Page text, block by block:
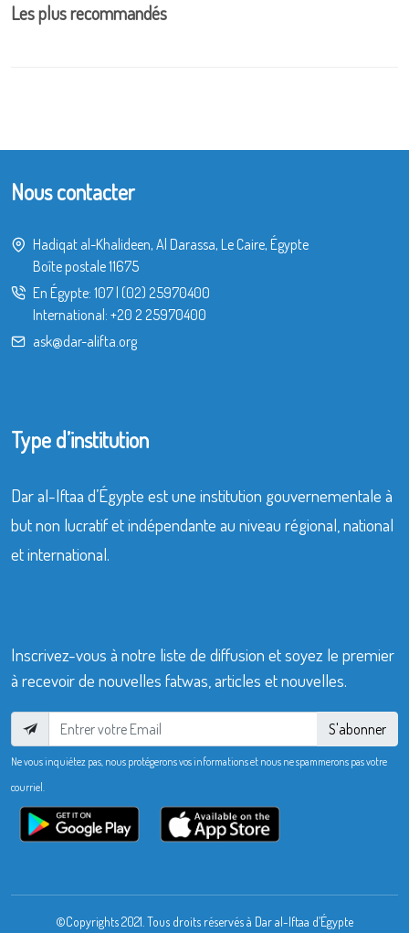
Les plus recommandés
Nous contacter
Hadiqat al-Khalideen, Al Darassa, Le Caire, Égypte
Boîte postale 11675
En Égypte: 107 (02) 25970400
International: +20 2 25970400
ask@dar-alifta.org
Type d’institution
Dar al-Iftaa d’Égypte est une institution gouvernementale à
but non lucratif et indépendante au niveau régional, national
et international.
Inscrivez-vous à notre liste de diffusion et soyez le premier
à recevoir de nouvelles fatwas, articles et nouvelles.
S'abonner
Ne vous inquiétez pas, nous protégerons vos informations et nous ne spammerons pas votre
courriel.
©Copyrights 2021. Tous droits réservés à Dar al-Iftaa d’Égypte